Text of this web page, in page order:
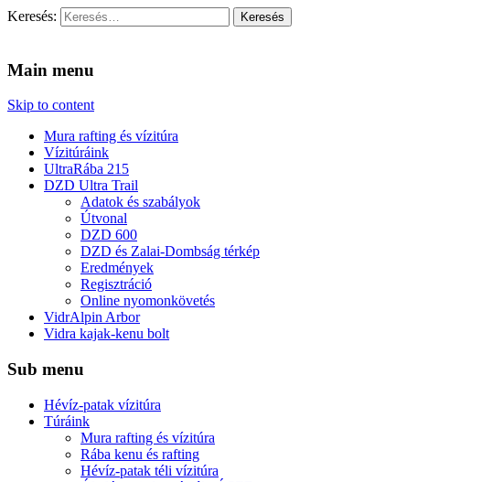
Keresés:
Main menu
Skip to content
Mura rafting és vízitúra
Vízitúráink
UltraRába 215
DZD Ultra Trail
Adatok és szabályok
Útvonal
DZD 600
DZD és Zalai-Dombság térkép
Eredmények
Regisztráció
Online nyomonkövetés
VidrAlpin Arbor
Vidra kajak-kenu bolt
Sub menu
Hévíz-patak vízitúra
Túráink
Mura rafting és vízitúra
Rába kenu és rafting
Hévíz-patak téli vízitúra